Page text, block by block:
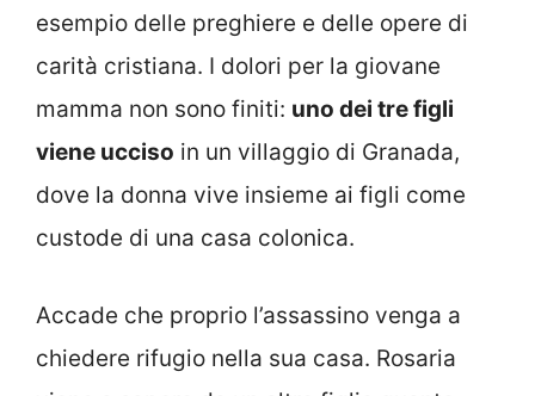
esempio delle preghiere e delle opere di
carità cristiana. I dolori per la giovane
mamma non sono finiti: uno dei tre figli
viene ucciso in un villaggio di Granada,
dove la donna vive insieme ai figli come
custode di una casa colonica.
Accade che proprio l’assassino venga a
chiedere rifugio nella sua casa. Rosaria